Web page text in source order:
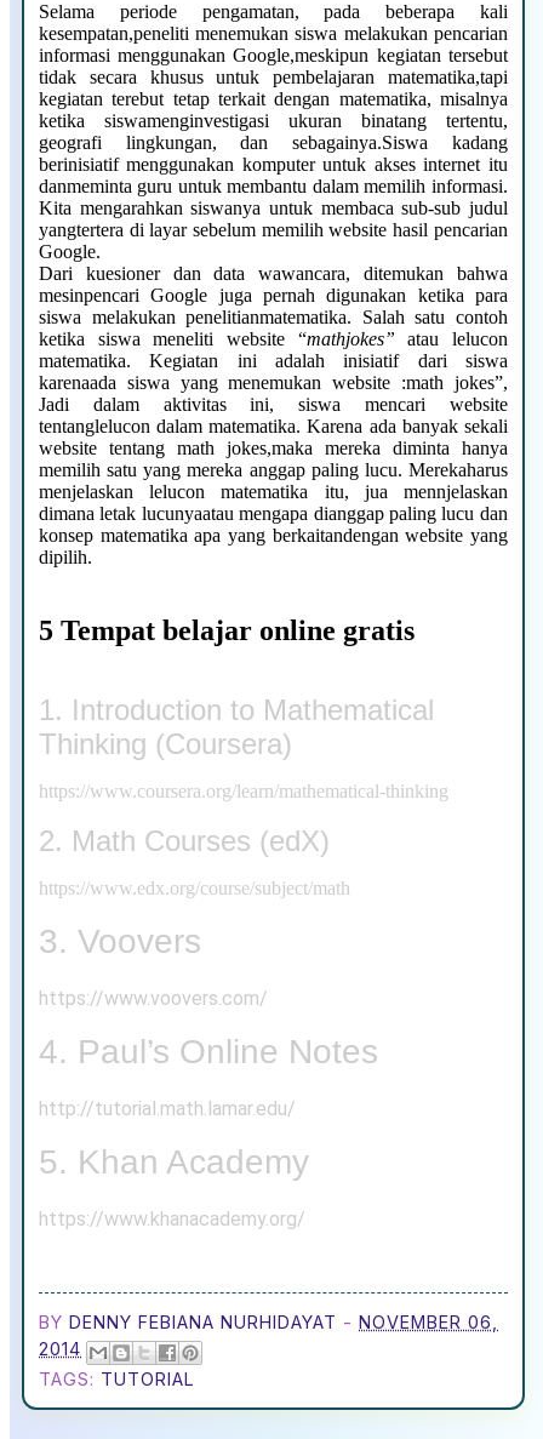
Selama periode pengamatan, pada beberapa kali
kesempatan,peneliti menemukan siswa melakukan pencarian
informasi menggunakan Google,meskipun kegiatan tersebut
tidak secara khusus untuk pembelajaran matematika,tapi
kegiatan terebut tetap terkait dengan matematika, misalnya
ketika siswamenginvestigasi ukuran binatang tertentu,
geografi lingkungan, dan sebagainya.Siswa kadang
berinisiatif menggunakan komputer untuk akses internet itu
danmeminta guru untuk membantu dalam memilih informasi.
Kita mengarahkan siswanya untuk membaca sub-sub judul
yangtertera di layar sebelum memilih website hasil pencarian
Google.
Dari kuesioner dan data wawancara, ditemukan bahwa
mesinpencari Google juga pernah digunakan ketika para
siswa melakukan penelitianmatematika. Salah satu contoh
ketika siswa meneliti website “mathjokes” atau lelucon
matematika. Kegiatan ini adalah inisiatif dari siswa
karenaada siswa yang menemukan website :math jokes”,
Jadi dalam aktivitas ini, siswa mencari website
tentanglelucon dalam matematika. Karena ada banyak sekali
website tentang math jokes,maka mereka diminta hanya
memilih satu yang mereka anggap paling lucu. Merekaharus
menjelaskan lelucon matematika itu, jua mennjelaskan
dimana letak lucunyaatau mengapa dianggap paling lucu dan
konsep matematika apa yang berkaitandengan website yang
dipilih.
5 Tempat belajar online gratis
1. Introduction to Mathematical
Thinking (Coursera)
https://www.coursera.org/learn/mathematical-thinking
2. Math Courses (edX)
https://www.edx.org/course/subject/math
3. Voovers
https://www.voovers.com/
4. Paul’s Online Notes
http://tutorial.math.lamar.edu/
5. Khan Academy
https://www.khanacademy.org/
BY DENNY FEBIANA NURHIDAYAT - NOVEMBER 06,
2014
TAGS: TUTORIAL